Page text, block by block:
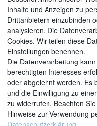
Vertrag
Inhalte und Anzeigen zu
Drittanbietern einzubinden
analysieren. Die
Cookies. Wir teilen diese
Einstellungen benennen.
Die Datenverarbeitung
berechtigten Interesses
oder abgelehnt werden. Es
und die Einwilligung zu
zu widerrufen. Beachten
Hinweise zur Verwendung
Daten­schutz­erklärung